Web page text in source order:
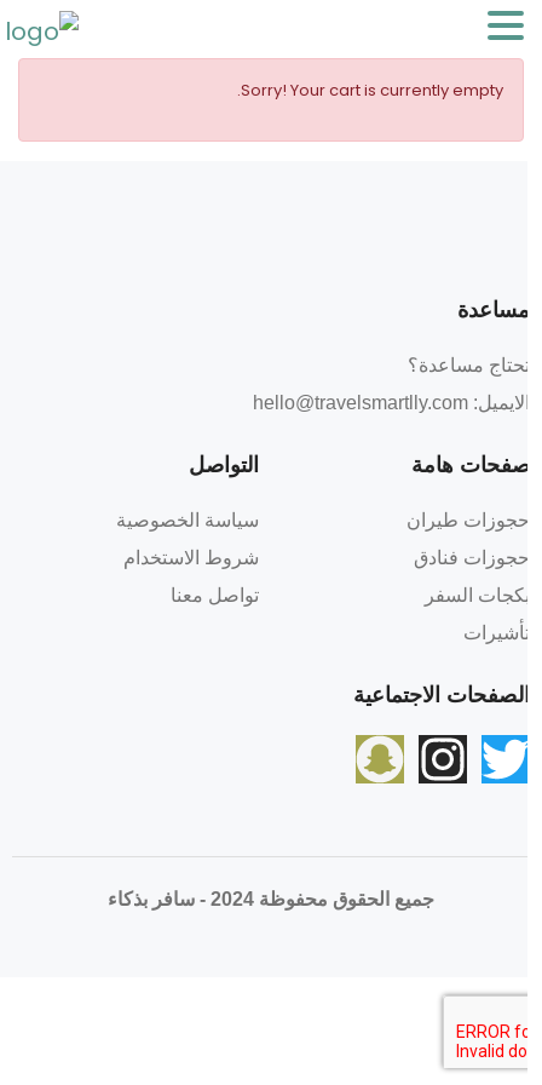
Sorry! Your cart is currently empty.
مساعدة؟
hello@travelsmartlly.com
هامة
طيران
فنادق
السفر
التواصل
سياسة الخصوصية
شروط الاستخدام
تواصل معنا
الاجتماعية
جميع الحقوق محفوظة 2024 - سافر بذكاء